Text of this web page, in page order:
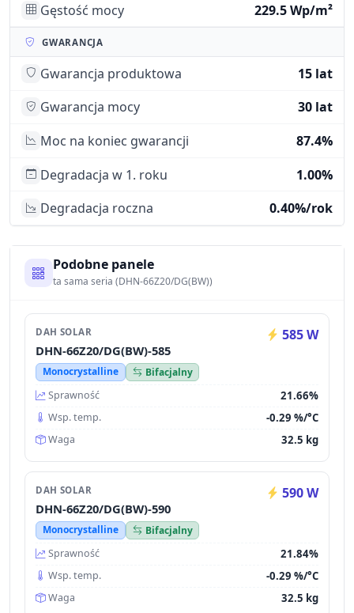
Gęstość mocy
229.5 Wp/m²
GWARANCJA
Gwarancja produktowa
15 lat
Gwarancja mocy
30 lat
Moc na koniec gwarancji
87.4%
Degradacja w 1. roku
1.00%
Degradacja roczna
0.40%/rok
Podobne panele
ta sama seria (DHN-66Z20/DG(BW))
DAH SOLAR 585 W
DHN-66Z20/DG(BW)-585
Monocrystalline
Bifacjalny
Sprawność
21.66%
Wsp. temp. -0.29 %/°C
Waga 32.5 kg
DAH SOLAR 590 W
DHN-66Z20/DG(BW)-590
Monocrystalline
Bifacjalny
Sprawność
21.84%
Wsp. temp. -0.29 %/°C
Waga 32.5 kg